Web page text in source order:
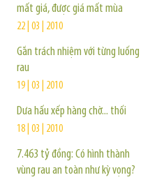
mất giá, được giá mất mùa
22 | 03 | 2010
Gắn trách nhiệm với từng luống
rau
19 | 03 | 2010
Dưa hấu xếp hàng chờ... thối
18 | 03 | 2010
7.463 tỷ đồng: Có hình thành
vùng rau an toàn như kỳ vọng?